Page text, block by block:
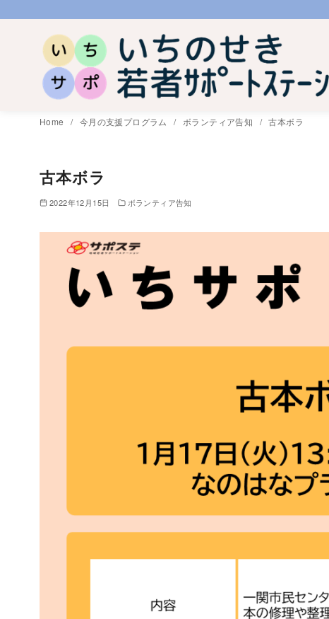
Home 今月の支援プログラム ボランティア告知 古本ボラ
古本ボラ
2022年12月15日 ボランティア告知